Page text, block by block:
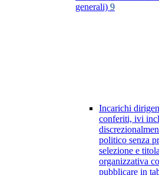
generali) 9
Incarichi
conferiti, ivi
politico senza
selezione e
organizzativa
pubblicare in